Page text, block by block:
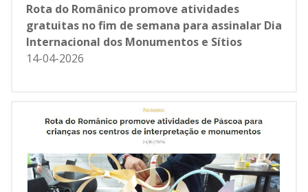
Rota do Românico promove atividades
gratuitas no fim de semana para assinalar Dia
Internacional dos Monumentos e Sítios
14-04-2026